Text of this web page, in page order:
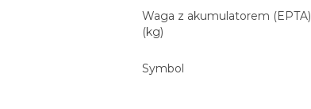
Waga z akumulatorem (EPTA)
(kg)
Symbol